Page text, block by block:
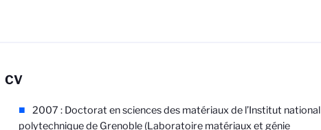
CV
2007 : Doctorat en sciences des matériaux de l’Institut national
polytechnique de Grenoble (Laboratoire matériaux et génie